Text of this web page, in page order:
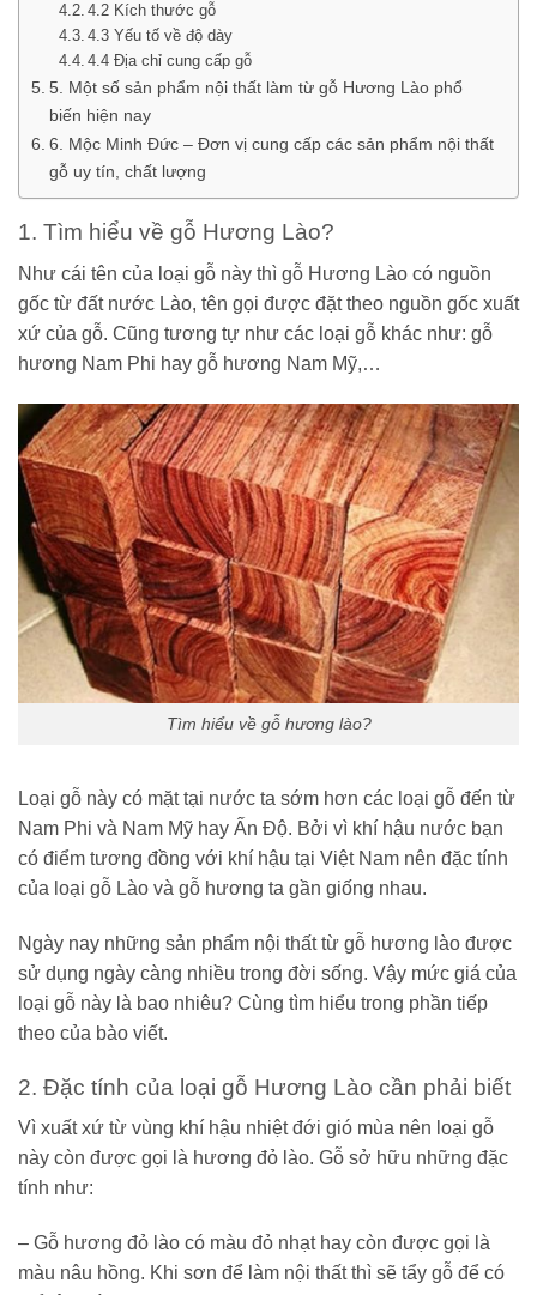
4.2 Kích thước gỗ
4.3 Yếu tố về độ dày
4.4 Địa chỉ cung cấp gỗ
5. Một số sản phẩm nội thất làm từ gỗ Hương Lào phổ
biến hiện nay
6. Mộc Minh Đức – Đơn vị cung cấp các sản phẩm nội thất
gỗ uy tín, chất lượng
1. Tìm hiểu về gỗ Hương Lào?
Như cái tên của loại gỗ này thì gỗ Hương Lào có nguồn
gốc từ đất nước Lào, tên gọi được đặt theo nguồn gốc xuất
xứ của gỗ. Cũng tương tự như các loại gỗ khác như: gỗ
hương Nam Phi hay gỗ hương Nam Mỹ,…
Tìm hiểu về gỗ hương lào?
Loại gỗ này có mặt tại nước ta sớm hơn các loại gỗ đến từ
Nam Phi và Nam Mỹ hay Ấn Độ. Bởi vì khí hậu nước bạn
có điểm tương đồng với khí hậu tại Việt Nam nên đặc tính
của loại gỗ Lào và gỗ hương ta gần giống nhau.
Ngày nay những sản phẩm nội thất từ gỗ hương lào được
sử dụng ngày càng nhiều trong đời sống. Vậy mức giá của
loại gỗ này là bao nhiêu? Cùng tìm hiểu trong phần tiếp
theo của bào viết.
2. Đặc tính của loại gỗ Hương Lào cần phải biết
Vì xuất xứ từ vùng khí hậu nhiệt đới gió mùa nên loại gỗ
này còn được gọi là hương đỏ lào. Gỗ sở hữu những đặc
tính như:
– Gỗ hương đỏ lào có màu đỏ nhạt hay còn được gọi là
màu nâu hồng. Khi sơn để làm nội thất thì sẽ tẩy gỗ để có